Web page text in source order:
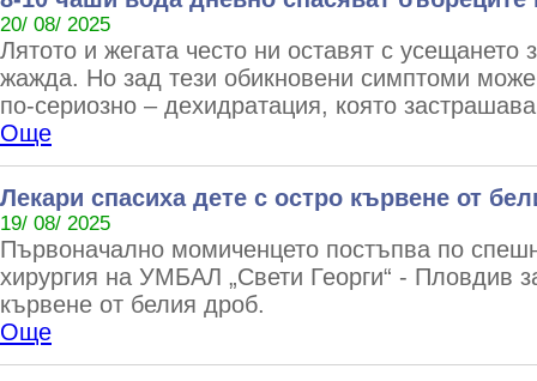
20/ 08/ 2025
Лятото и жегата често ни оставят с усещането
жажда. Но зад тези обикновени симптоми
по-сериозно – дехидратация, която
Още
Лекари спасиха дете с остро кървене от
19/ 08/ 2025
Първоначално момиченцето постъпва по
хирургия на УМБАЛ „Свети Георги“ - Пловдив
кървене от белия дроб.
Още